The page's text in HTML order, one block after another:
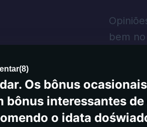
bem
(8)
NA 5 Z 516
depósitos lá, mas
que todos
Os bônus
bônus interessantes de
o idata